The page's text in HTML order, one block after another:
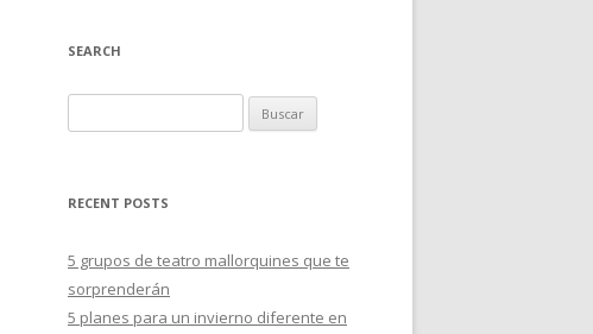
SEARCH
u
c
r
RECENT POSTS
5 grupos de teatro mallorquines que te
sorprenderán
5 planes para un invierno diferente en